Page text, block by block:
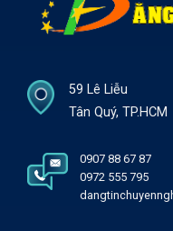
59 Lê Liễu
Tân Quý, TP.HCM
0907 88 67 87
0972 555 795